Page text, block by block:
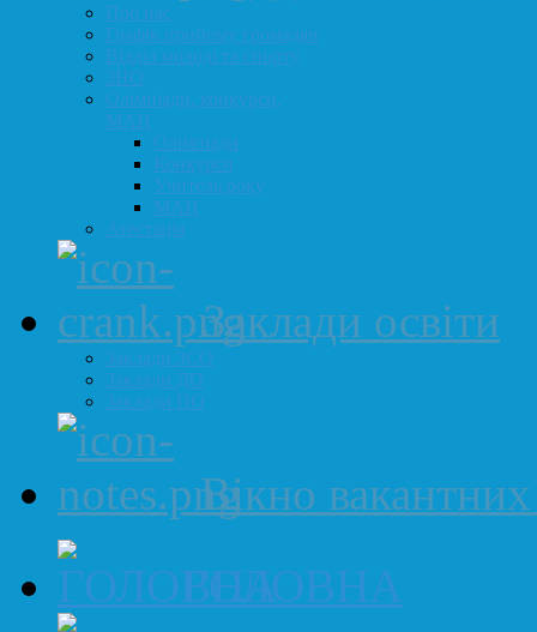
Про нас
Графік прийому громадян
Відділ молоді та спорту
ЗНО
Олімпіади, конкурси,
МАН
Олімпіади
Конкурси
Учитель року
МАН
Атестація
Заклади освіти
Заклади ЗСО
Заклади ДО
Заклади ПО
Вікно
ГОЛОВНА